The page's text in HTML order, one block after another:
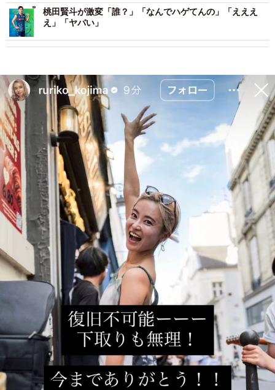
桃田賢斗が激変「誰？」「なんでハゲてんの」「えええ
え」「ヤバい」